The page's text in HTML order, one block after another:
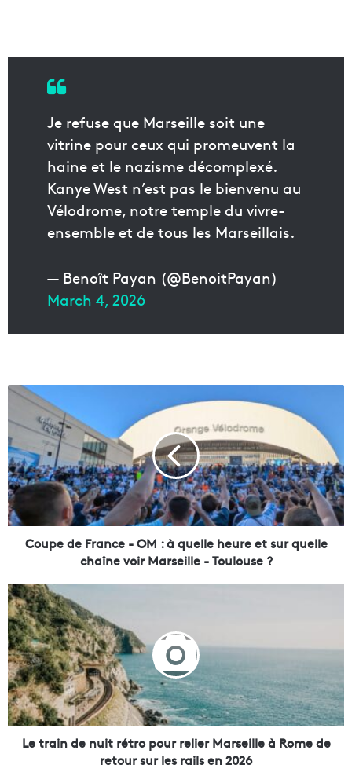
Je refuse que Marseille soit une
vitrine pour ceux qui promeuvent la
haine et le nazisme décomplexé.
Kanye West n’est pas le bienvenu au
Vélodrome, notre temple du vivre-
ensemble et de tous les Marseillais.
— Benoît Payan (@BenoitPayan)
March 4, 2026
C
u
p
e
d
e
F
r
e
-
O
M
:
à
q
u
e
Coupe de France - OM : à quelle heure et sur quelle
chaîne voir Marseille - Toulouse ?
L
e
t
r
a
i
n
d
e
Le train de nuit rétro pour relier Marseille à Rome de
retour sur les rails en 2026